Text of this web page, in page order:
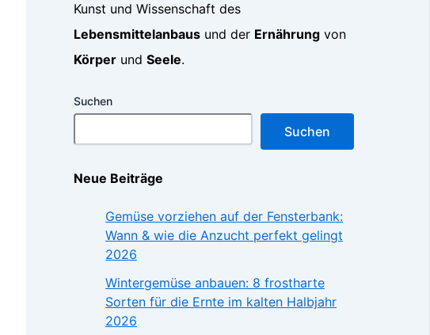
Kunst und Wissenschaft des
Lebensmittelanbaus und der Ernährung von
Körper und Seele.
Suchen
Suchen
Neue Beiträge
Gemüse vorziehen auf der Fensterbank:
Wann & wie die Anzucht perfekt gelingt
2026
Wintergemüse anbauen: 8 frostharte
Sorten für die Ernte im kalten Halbjahr
2026